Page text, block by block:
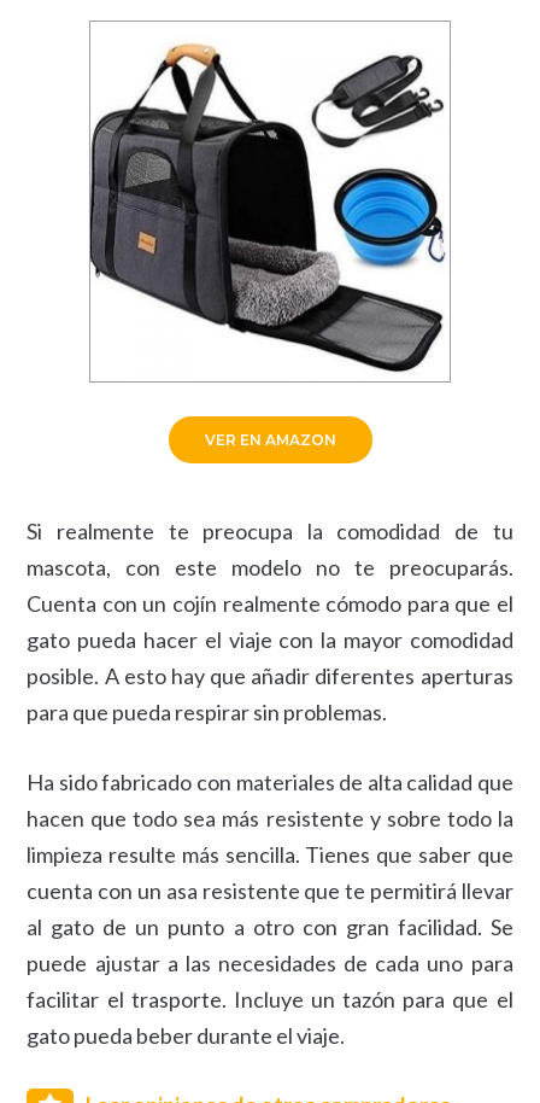
VER EN AMAZON
Si realmente te preocupa la comodidad de tu
mascota, con este modelo no te preocuparás.
Cuenta con un cojín realmente cómodo para que el
gato pueda hacer el viaje con la mayor comodidad
posible. A esto hay que añadir diferentes aperturas
para que pueda respirar sin problemas.
Ha sido fabricado con materiales de alta calidad que
hacen que todo sea más resistente y sobre todo la
limpieza resulte más sencilla. Tienes que saber que
cuenta con un asa resistente que te permitirá llevar
al gato de un punto a otro con gran facilidad. Se
puede ajustar a las necesidades de cada uno para
facilitar el trasporte. Incluye un tazón para que el
gato pueda beber durante el viaje.